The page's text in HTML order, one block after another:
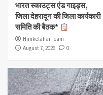
भारत स्काउट्स एंड गाइड्स,
जिला देहरादून की जिला कार्यकारी
समिति की बैठक*
Himkelahar Team
August 7, 2026
0